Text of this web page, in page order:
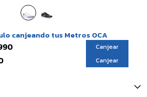
canjeando tus Metros OCA
Canjear
Canjear